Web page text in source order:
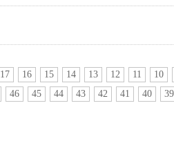
10
11
12
13
14
15
16
17
39
40
41
42
43
44
45
46